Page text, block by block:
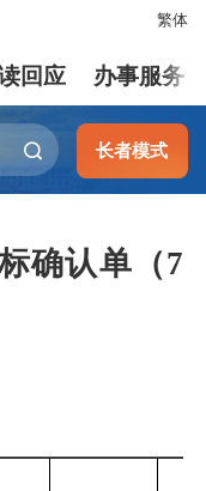
繁体
回应 办事服务
长者模式
确认单（7